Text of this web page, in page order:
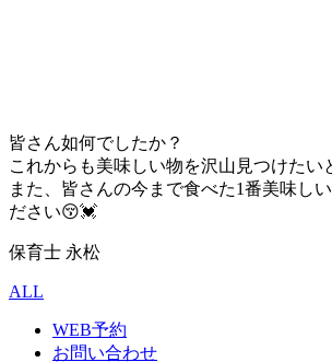
皆さん如何でしたか？
これからも美味しい物を沢山見つけたい
また、皆さんの今まで食べた1番美味し
ださい😚💓
保育士 永松
ALL
WEB予約
お問い合わせ